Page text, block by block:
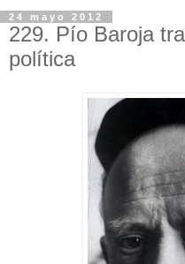
24 mayo 2012
229. Pío Baroja
política